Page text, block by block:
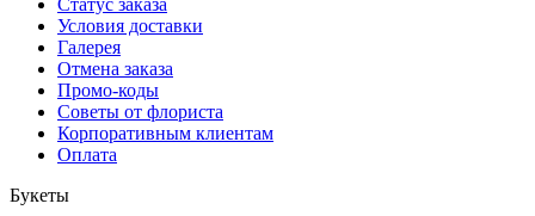
Статус заказа
Условия доставки
Галерея
Отмена заказа
Промо-коды
Советы от флориста
Корпоративным клиентам
Оплата
Букеты